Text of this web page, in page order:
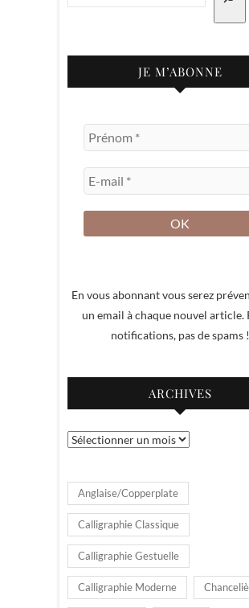
JE M’ABONNE
En vous abonnant vous serez
un email à chaque nouvel article.
notifications, pas de spams !
ARCHIVES
Archives
Anglaise/Copperplate
Calligraphie Classique
Calligraphie Gestuelle
Calligraphie Moderne